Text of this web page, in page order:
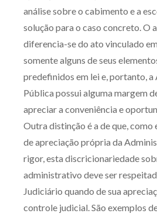
análise sobre o cabimento e a
solução para o caso concreto. O
diferencia-se do ato vinculado
somente alguns de seus
predefinidos em lei e, portanto,
Pública possui alguma margem
apreciar a conveniência e
Outra distinção é a de que, como
de apreciação própria da
rigor, esta discricionariedade
administrativo deve ser
Judiciário quando de sua
controle judicial. São exemplos